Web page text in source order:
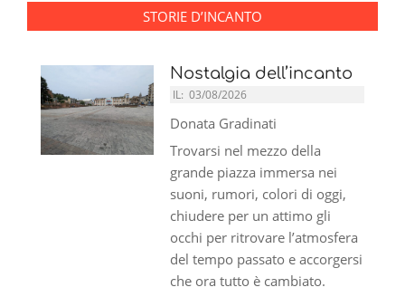
STORIE D’INCANTO
Nostalgia dell’incanto
IL: 03/08/2026
Donata Gradinati
Trovarsi nel mezzo della
grande piazza immersa nei
suoni, rumori, colori di oggi,
chiudere per un attimo gli
occhi per ritrovare l’atmosfera
del tempo passato e accorgersi
che ora tutto è cambiato.